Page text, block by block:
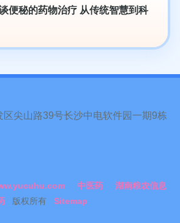
便秘的药物治疗 从传统智慧到科
尖山路39号长沙中电软件园一期9栋
中医药
湖南粮农信息
版权所有 Sitemap